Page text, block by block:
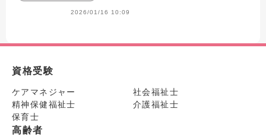
2026/01/16 10:09
資格受験
ケアマネジャー
社会福祉士
精神保健福祉士
介護福祉士
保育士
高齢者